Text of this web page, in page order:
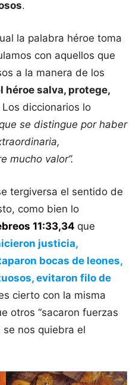
.
la palabra héroe toma
con aquellos que
a la manera de los
héroe salva, protege,
Los diccionarios lo
se distingue por haber
mucho valor”.
tergiversa el sentido de
como bien lo
11:33,34 que
justicia,
bocas de leones,
evitaron filo de
cierto con la misma
otros “sacaron fuerzas
se nos quiebra el